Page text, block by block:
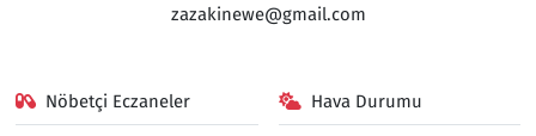
zazakinewe@gmail.com
Nöbetçi Eczaneler Hava Durumu